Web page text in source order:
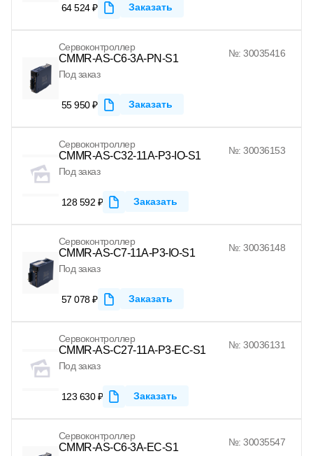
64 524 ₽ Заказать
Сервоконтроллер
CMMR-AS-C6-3A-PN-S1
№: 30035416
Под заказ
55 950 ₽ Заказать
Сервоконтроллер
CMMR-AS-C32-11A-P3-IO-S1
№: 30036153
Под заказ
128 592 ₽ Заказать
Сервоконтроллер
CMMR-AS-C7-11A-P3-IO-S1
№: 30036148
Под заказ
57 078 ₽ Заказать
Сервоконтроллер
CMMR-AS-C27-11A-P3-EC-S1
№: 30036131
Под заказ
123 630 ₽ Заказать
Сервоконтроллер
CMMR-AS-C6-3A-EC-S1
№: 30035547